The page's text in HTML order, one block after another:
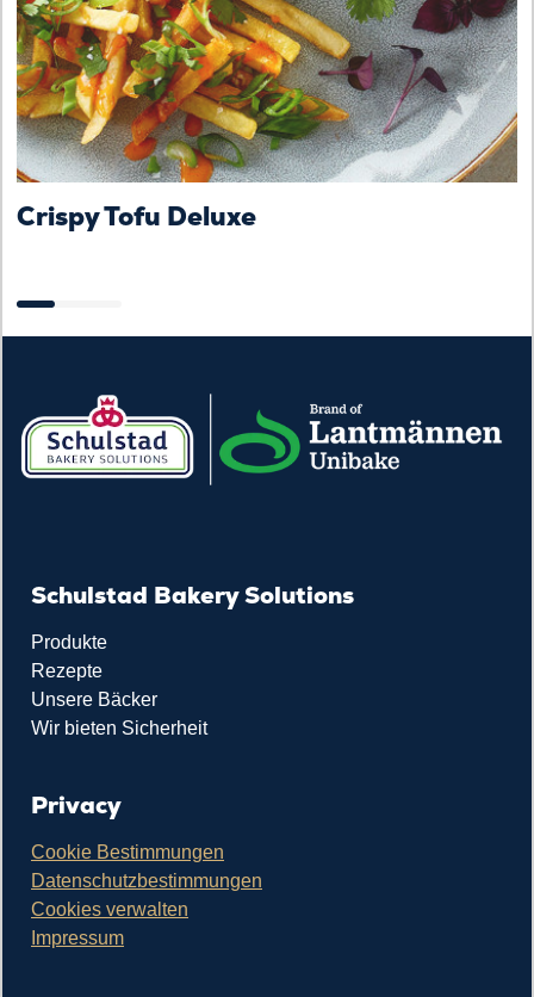
Crispy Tofu Deluxe
Schulstad Bakery Solutions
Produkte
Rezepte
Unsere Bäcker
Wir bieten Sicherheit
Privacy
Cookie Bestimmungen
Datenschutzbestimmungen
Cookies verwalten
Impressum